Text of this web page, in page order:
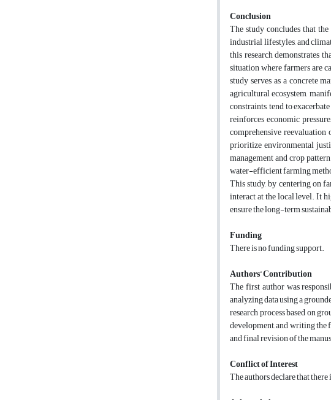
Conclusion
The study concludes that
industrial lifestyles, and
this research demonstrates
situation where farmers are
study serves as a concrete
agricultural ecosystem,
constraints, tend to
reinforces economic
comprehensive
prioritize environmental
management and crop
water-efficient farming
This study, by centering on
interact at the local level. It
ensure the long-term
Funding
There is no funding support.
Authors’ Contribution
The first author was
analyzing data using a
research process based on
development, and writing
and final revision of the
Conflict of Interest
The authors declare that